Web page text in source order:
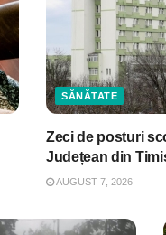
SĂNĂTATE
Zeci de posturi
Județean din
AUGUST 7, 2026